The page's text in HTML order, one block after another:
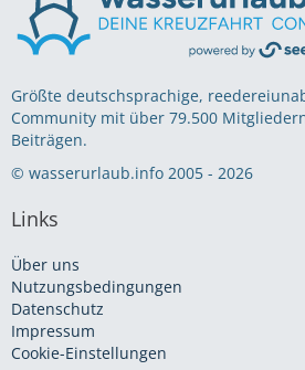
Größte deutschsprachige,
Community mit über 79.500
Beiträgen.
© wasserurlaub.info 2005 - 2026
Links
Über uns
Nutzungsbedingungen
Datenschutz
Impressum
Cookie-Einstellungen